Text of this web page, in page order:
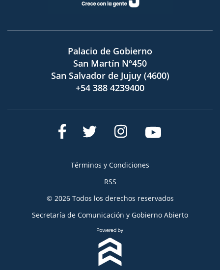
Palacio de Gobierno
San Martín Nº450
San Salvador de Jujuy (4600)
+54 388 4239400
Términos y Condiciones
RSS
© 2026 Todos los derechos reservados
Secretaría de Comunicación y Gobierno Abierto